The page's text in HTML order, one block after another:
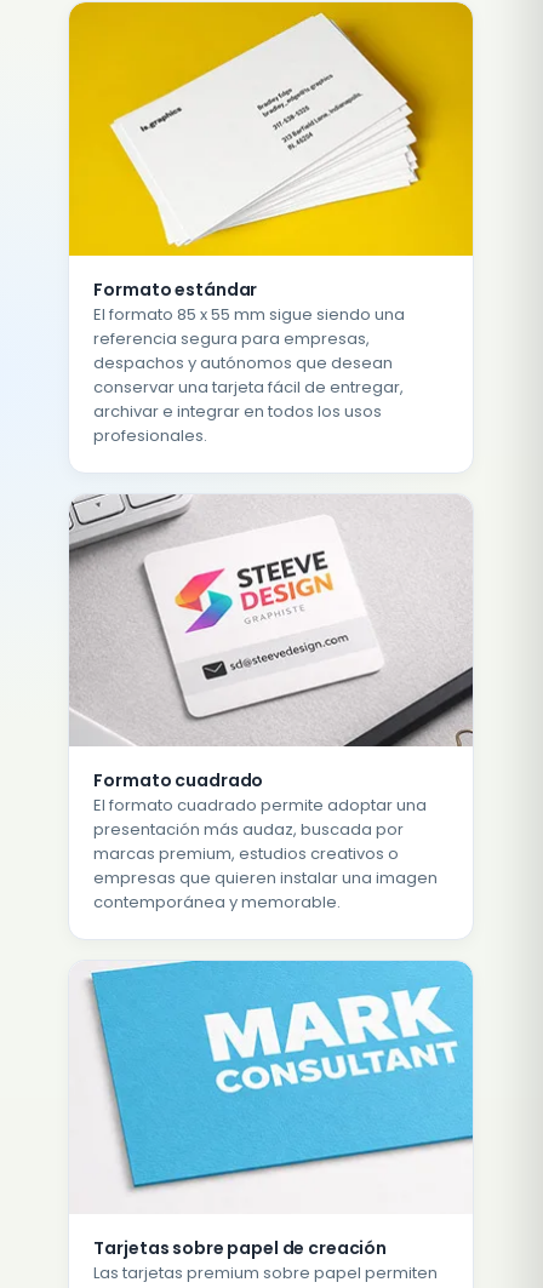
Formato estándar
El formato 85 x 55 mm sigue siendo una
referencia segura para empresas,
despachos y autónomos que desean
conservar una tarjeta fácil de entregar,
archivar e integrar en todos los usos
profesionales.
Formato cuadrado
El formato cuadrado permite adoptar una
presentación más audaz, buscada por
marcas premium, estudios creativos o
empresas que quieren instalar una imagen
contemporánea y memorable.
Tarjetas sobre papel de creación
Las tarjetas premium sobre papel permiten